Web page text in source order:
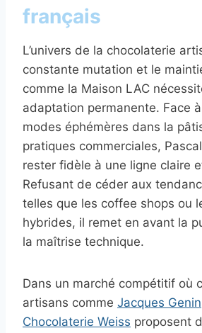
français
L’univers de la chocolaterie
constante mutation et le
comme la Maison LAC
adaptation permanente. Face à
modes éphémères dans la
pratiques commerciales,
rester fidèle à une ligne claire
Refusant de céder aux
telles que les coffee shops ou
hybrides, il remet en avant la
la maîtrise technique.
Dans un marché compétitif où
artisans comme Jacques Genin
Chocolaterie Weiss proposent